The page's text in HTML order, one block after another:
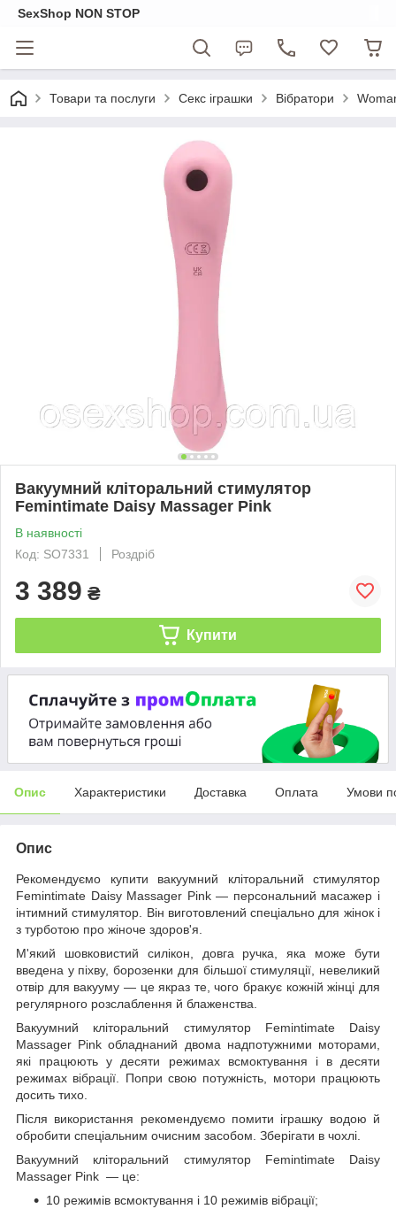
SexShop NON STOP
Товари та послуги Секс іграшки Вібратори
Вакуумний кліторальний стимулятор
Femintimate Daisy Massager Pink
В наявності
Код: SO7331
Роздріб
3 389 ₴
Купити
Опис Характеристики Доставка Оплата Умови
Опис
Рекомендуємо купити вакуумний кліторальний стимулятор
Femintimate Daisy Massager Pink — персональний масажер і
інтимний стимулятор. Він виготовлений спеціально для жінок і
з турботою про жіноче здоров'я.
М'який шовковистий силікон, довга ручка, яка може бути
введена у піхву, борозенки для більшої стимуляції, невеликий
отвір для вакууму — це якраз те, чого бракує кожній жінці для
регулярного розслаблення й блаженства.
Вакуумний кліторальний стимулятор Femintimate Daisy
Massager Pink обладнаний двома надпотужними моторами,
які працюють у десяти режимах всмоктування і в десяти
режимах вібрації. Попри свою потужність, мотори працюють
досить тихо.
Після використання рекомендуємо помити іграшку водою й
обробити спеціальним очисним засобом. Зберігати в чохлі.
Вакуумний кліторальний стимулятор Femintimate Daisy
Massager Pink — це:
10 режимів всмоктування і 10 режимів вібрації;